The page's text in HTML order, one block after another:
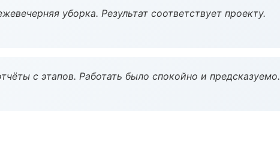
уборка. Результат соответствует проекту.
с этапов. Работать было спокойно и предсказуемо.